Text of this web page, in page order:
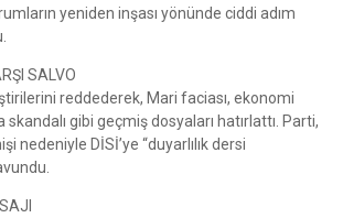
yeniden inşası yönünde ciddi adım
SALVO
reddederek, Mari faciası, ekonomi
gibi geçmiş dosyaları hatırlattı. Parti,
nedeniyle DİSİ’ye “duyarlılık dersi